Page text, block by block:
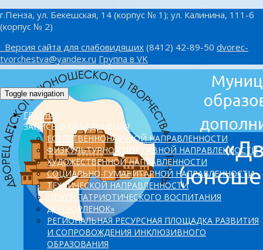
г.Пенза, ул. Бекешская, 14 (корпус № 1); ул. Калинина, 111-б
(корпус № 2)
Версия сайта для слабовидящих (8412) 42-89-50 dvorec-
tvorchestva@yandex.ru Группа в VK
Toggle navigation
ГЛАВНАЯ
ЗАПИСЬ В ОБЪЕДИНЕНИЯ
ЕСТЕСТВЕННОНАУЧНОЙ НАПРАВЛЕННОСТИ
ФИЗКУЛЬТУРНО-СПОРТИВНОЙ НАПРАВЛЕННОСТИ
ХУДОЖЕСТВЕННОЙ НАПРАВЛЕННОСТИ
СОЦИАЛЬНО-ГУМАНИТАРНОЙ НАПРАВЛЕННОСТИ
ТЕХНИЧЕСКОЙ НАПРАВЛЕННОСТИ
ЦЕНТР ПАТРИОТИЧЕСКОГО ВОСПИТАНИЯ
ДОЛ «ОРЛЕНОК»
PЕГИОНАЛЬНАЯ РЕСУРСНАЯ ПЛОЩАДКА РАЗВИТИЯ
И СОПРОВОЖДЕНИЯ ИНКЛЮЗИВНОГО
ОБРАЗОВАНИЯ